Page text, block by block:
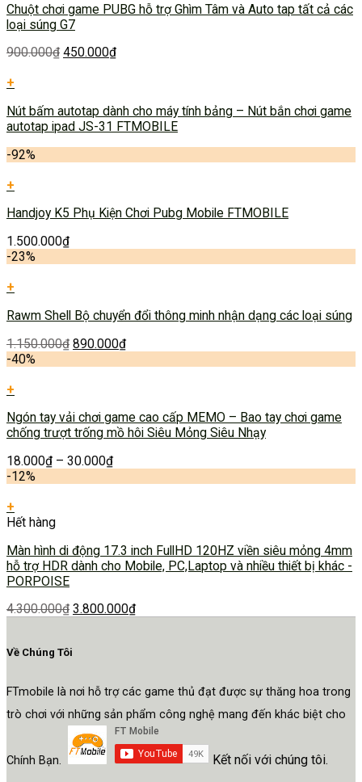
Chuột chơi game PUBG hỗ trợ Ghìm Tâm và Auto tap tất cả các
loại súng G7
900.000₫ 450.000₫
+
Nút bấm autotap dành cho máy tính bảng – Nút bắn chơi game
autotap ipad JS-31 FTMOBILE
-92%
+
Handjoy K5 Phụ Kiện Chơi Pubg Mobile FTMOBILE
1.500.000₫
-23%
+
Rawm Shell Bộ chuyển đổi thông minh nhận dạng các loại súng
1.150.000₫ 890.000₫
-40%
+
Ngón tay vải chơi game cao cấp MEMO – Bao tay chơi game
chống trượt trống mồ hôi Siêu Mỏng Siêu Nhạy
18.000₫ – 30.000₫
-12%
+
Hết hàng
Màn hình di động 17.3 inch FullHD 120HZ viền siêu mỏng 4mm
hỗ trợ HDR dành cho Mobile, PC,Laptop và nhiều thiết bị khác -
PORPOISE
4.300.000₫ 3.800.000₫
Về Chúng Tôi
FTmobile là nơi hỗ trợ các game thủ đạt được sự thăng hoa trong
trò chơi với những sản phẩm công nghệ mang đến khác biệt cho
Chính Bạn. Kết nối với chúng tôi.